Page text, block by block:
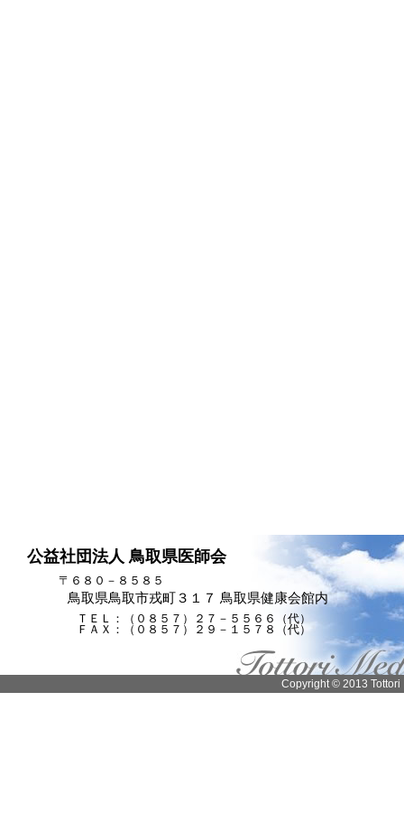
公益社団法人 鳥取県医師会
〒６８０－８５８５
鳥取県鳥取市戎町３１７ 鳥取県健康会館内
ＴＥＬ：（０８５７）２７－５５６６（代）
ＦＡＸ：（０８５７）２９－１５７８（代）
Copyright © 2013 Tottori